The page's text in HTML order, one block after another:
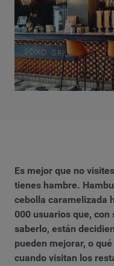
Es mejor que no visites
tienes hambre.
cebolla caramelizada
000 usuarios que,
saberlo, están
pueden mejorar, o
cuando visitan los